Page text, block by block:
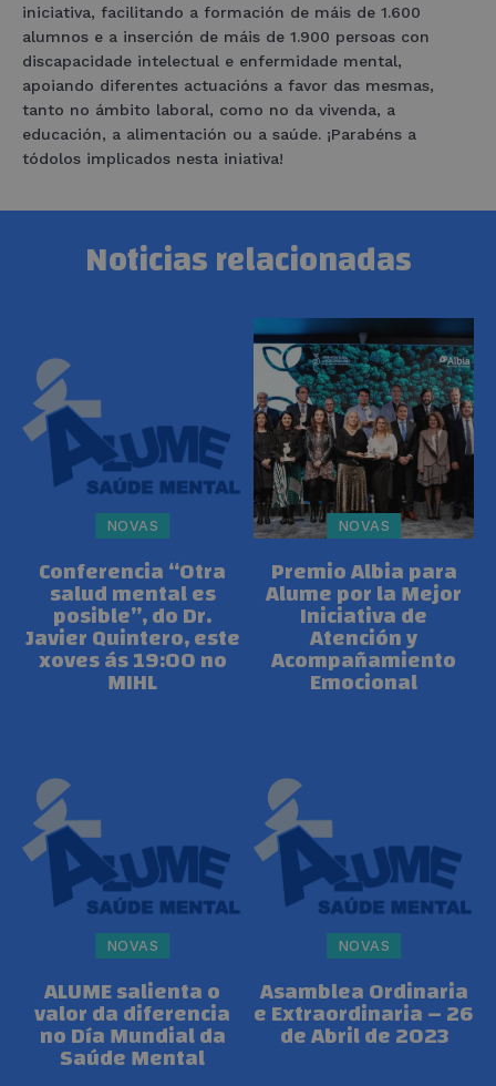
iniciativa, facilitando a formación de máis de 1.600
alumnos e a inserción de máis de 1.900 persoas con
discapacidade intelectual e enfermidade mental,
apoiando diferentes actuacións a favor das mesmas,
tanto no ámbito laboral, como no da vivenda, a
educación, a alimentación ou a saúde. ¡Parabéns a
tódolos implicados nesta iniativa!
Noticias relacionadas
NOVAS
Conferencia “Otra
salud mental es
posible”, do Dr.
Javier Quintero, este
xoves ás 19:00 no
MIHL
NOVAS
Premio Albia para
Alume por la Mejor
Iniciativa de
Atención y
Acompañamiento
Emocional
NOVAS
ALUME salienta o
valor da diferencia
no Día Mundial da
Saúde Mental
NOVAS
Asamblea Ordinaria
e Extraordinaria – 26
de Abril de 2023